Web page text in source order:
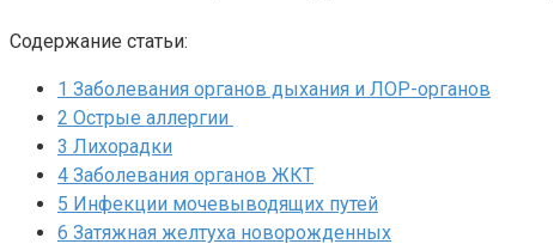
Содержание статьи:
1 Заболевания органов дыхания и ЛОР-органов
2 Острые аллергии
3 Лихорадки
4 Заболевания органов ЖКТ
5 Инфекции мочевыводящих путей
6 Затяжная желтуха новорожденных